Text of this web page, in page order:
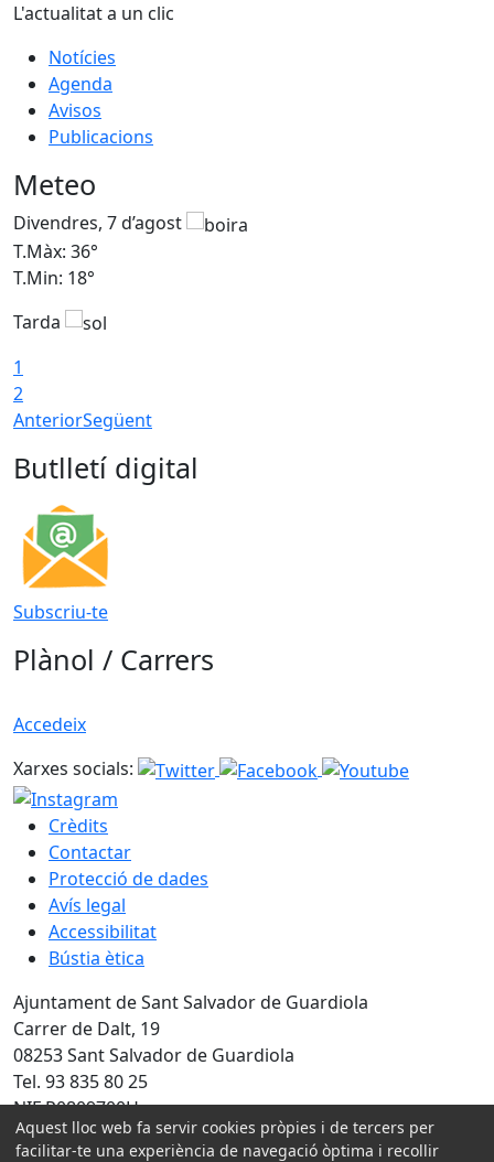
L'actualitat a un clic
Notícies
Agenda
Avisos
Publicacions
Meteo
Divendres, 7 d’agost
T.Màx: 36°
T.Min: 18°
Tarda
1
2
AnteriorSegüent
Butlletí digital
Subscriu-te
Plànol / Carrers
Accedeix
Xarxes socials:
Crèdits
Contactar
Protecció de dades
Avís legal
Accessibilitat
Bústia ètica
Ajuntament de Sant Salvador de Guardiola
Carrer de Dalt, 19
08253 Sant Salvador de Guardiola
Tel. 93 835 80 25
NIF P0809700H
Amb la col·laboració de:
Aquest lloc web fa servir cookies pròpies i de tercers per
facilitar-te una experiència de navegació òptima i recollir